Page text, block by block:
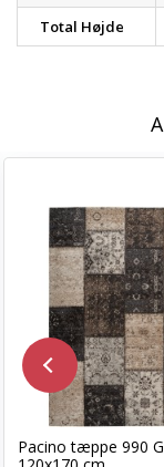
Total Højde
Pacino tæppe 990